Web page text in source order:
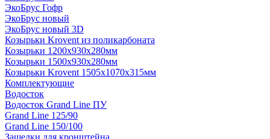
ЭкоБрус Гофр
ЭкоБрус новый
ЭкоБрус новый 3D
Козырьки Krovent из поликарбоната
Козырьки 1200х930х280мм
Козырьки 1500х930х280мм
Козырьки Krovent 1505х1070х315мм
Комплектующие
Водосток
Водосток Grand Line ПУ
Grand Line 125/90
Grand Line 150/100
Защелки для кронштейна